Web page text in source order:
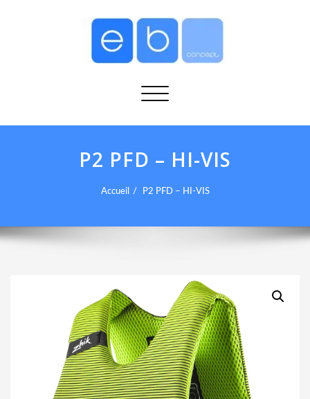
Afficher/masquer la navigation
P2 PFD – HI-VIS
Accueil P2 PFD – HI-VIS